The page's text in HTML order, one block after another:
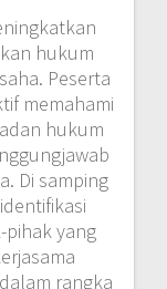
hukum
Peserta
memahami
hukum
Di samping
pihak yang
rangka